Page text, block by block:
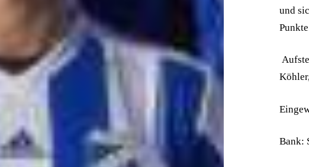
und
Bank: